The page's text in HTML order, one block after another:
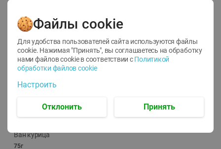
12
1.05 руб./
руб./шт
Корм влаж. для кош. с
Ван курица
75г
ТОФУ Vegetus ТВЕРДЫЙ
Файлы cookie
Для удобства пользователей сайта используются файлы
cookie. Нажимая "Принять", вы соглашаетесь на обработку
нами файлов cookie в соответствии с Политикой
обработки файлов cookie
Настроить
Отклонить Принять